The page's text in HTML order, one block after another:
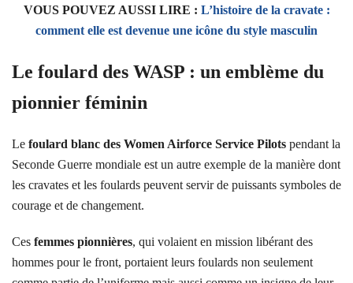
VOUS POUVEZ AUSSI LIRE : L’histoire de la cravate :
comment elle est devenue une icône du style masculin
Le foulard des WASP : un emblème du
pionnier féminin
Le foulard blanc des Women Airforce Service Pilots pendant la
Seconde Guerre mondiale est un autre exemple de la manière dont
les cravates et les foulards peuvent servir de puissants symboles de
courage et de changement.
Ces femmes pionnières, qui volaient en mission libérant des
hommes pour le front, portaient leurs foulards non seulement